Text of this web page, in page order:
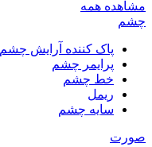
مشاهده همه
چشم
پاک کننده آرایش چشم
پرایمر چشم
خط چشم
ریمل
سایه چشم
صورت